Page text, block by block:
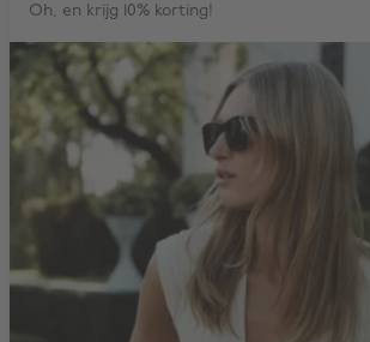
Oh, en krijg 10% korting!